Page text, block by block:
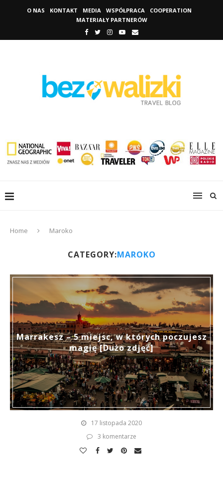
O NAS KONTAKT MEDIA WSPÓŁPRACA
COOPERATION
MATERIAŁY PARTNERÓW
Home Maroko
CATEGORY:MAROKO
Marrakesz – 5 miejsc, w których poczujesz
magię [Dużo zdjęć]
17 listopada 2020
3 komentarze